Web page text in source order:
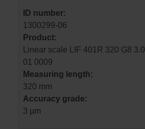
ID number:
1300299-06
Product:
Linear scale LIF 401R 320 G8 3.0 ML/2 .. OK
01 0009
Measuring length:
320 mm
Accuracy grade:
3 µm